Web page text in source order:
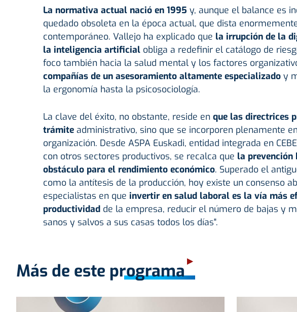
La normativa actual nació en 1995 y, aunque el balance es
quedado obsoleta en la época actual, que dista
contemporáneo. Vallejo ha explicado que la irrupción de la
la inteligencia artificialobliga a redefinir el catálogo de
foco también hacia la salud mental y los factores
compañías de un asesoramiento altamente especializado y
la ergonomía hasta la psicosociología.
La clave del éxito, no obstante, reside en que las directrices
trámiteadministrativo, sino que se incorporen plenamente
organización. Desde ASPA Euskadi, entidad integrada en
con otros sectores productivos, se recalca que la prevención
obstáculo para el rendimiento económico. Superado el
como la antítesis de la producción, hoy existe un consenso
especialistas en que invertir en salud laboral es la vía más
productividad de la empresa, reducir el número de bajas y
sanos y salvos a sus casas todos los días".
Más de este programa